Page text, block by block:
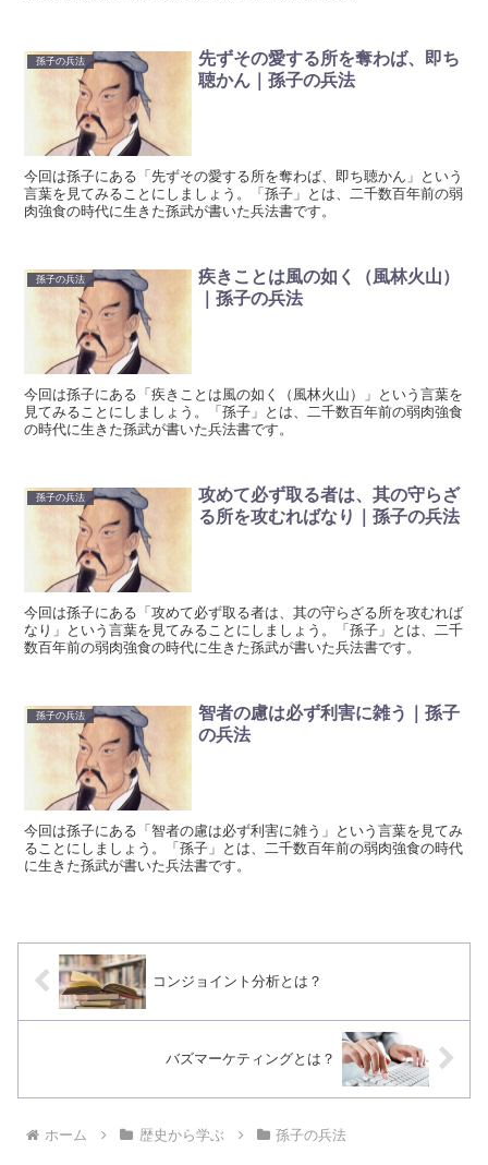
孫子の兵法
先ずその愛する所を奪わば、即ち
聴かん｜孫子の兵法
今回は孫子にある「先ずその愛する所を奪わば、即ち聴かん」という
言葉を見てみることにしましょう。「孫子」とは、二千数百年前の弱
肉強食の時代に生きた孫武が書いた兵法書です。
孫子の兵法
疾きことは風の如く（風林火山）
｜孫子の兵法
今回は孫子にある「疾きことは風の如く（風林火山）」という言葉を
見てみることにしましょう。「孫子」とは、二千数百年前の弱肉強食
の時代に生きた孫武が書いた兵法書です。
孫子の兵法
攻めて必ず取る者は、其の守らざ
る所を攻むればなり｜孫子の兵法
今回は孫子にある「攻めて必ず取る者は、其の守らざる所を攻むれば
なり」という言葉を見てみることにしましょう。「孫子」とは、二千
数百年前の弱肉強食の時代に生きた孫武が書いた兵法書です。
孫子の兵法
智者の慮は必ず利害に雑う｜孫子
の兵法
今回は孫子にある「智者の慮は必ず利害に雑う」という言葉を見てみ
ることにしましょう。「孫子」とは、二千数百年前の弱肉強食の時代
に生きた孫武が書いた兵法書です。
コンジョイント分析とは？
バズマーケティングとは？
ホーム 歴史から学ぶ 孫子の兵法